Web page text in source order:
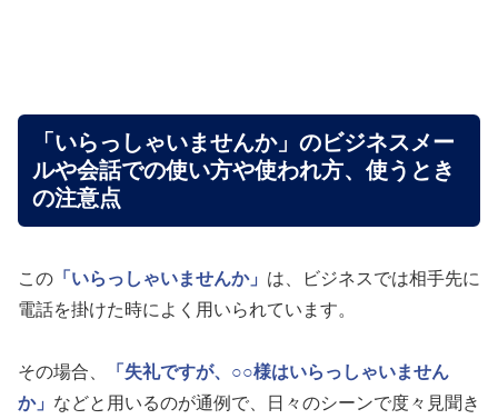
「いらっしゃいませんか」のビジネスメー
ルや会話での使い方や使われ方、使うとき
の注意点
この 「いらっしゃいませんか」 は、ビジネスでは相手先に
電話を掛けた時によく用いられています。
その場合、
「失礼ですが、○○様はいらっしゃいません
か」 などと用いるのが通例で、日々のシーンで度々見聞き